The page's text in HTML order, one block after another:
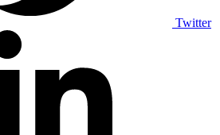
Twitter